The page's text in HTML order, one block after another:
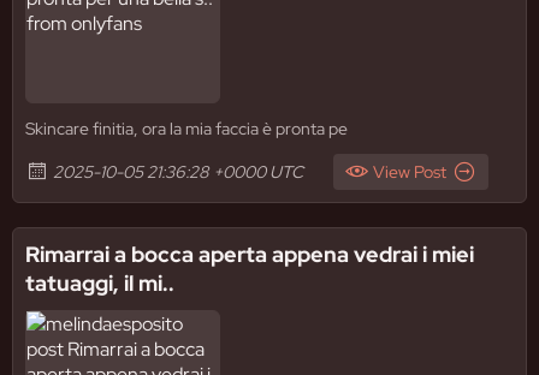
Skincare finitia, ora la mia faccia è pronta pe
2025-10-05 21:36:28 +0000 UTC
View Post
Rimarrai a bocca aperta appena vedrai i miei
tatuaggi, il mi..